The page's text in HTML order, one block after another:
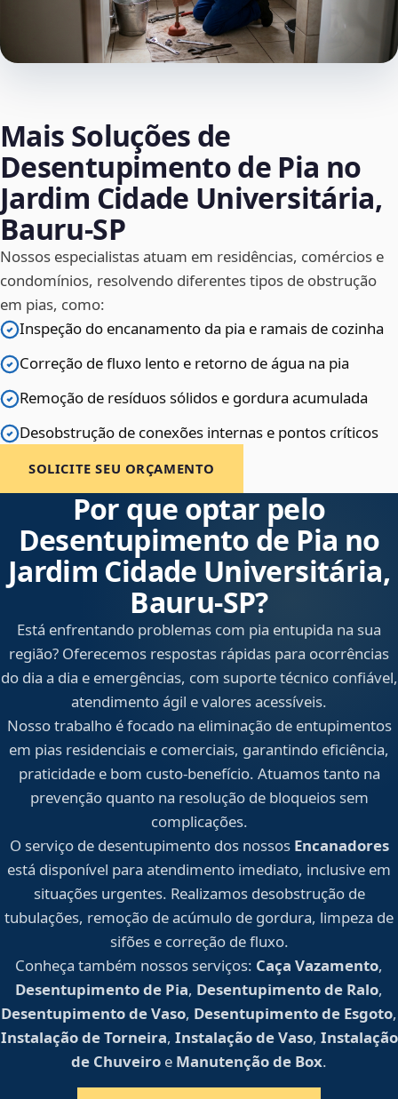
Mais Soluções de
Desentupimento de Pia no
Jardim Cidade Universitária,
Bauru‑SP
Nossos especialistas atuam em residências, comércios e
condomínios, resolvendo diferentes tipos de obstrução
em pias, como:
Inspeção do encanamento da pia e ramais de cozinha
Correção de fluxo lento e retorno de água na pia
Remoção de resíduos sólidos e gordura acumulada
Desobstrução de conexões internas e pontos críticos
SOLICITE SEU ORÇAMENTO
Por que optar pelo
Desentupimento de Pia no
Jardim Cidade Universitária,
Bauru‑SP?
Está enfrentando problemas com pia entupida na sua
região? Oferecemos respostas rápidas para ocorrências
do dia a dia e emergências, com suporte técnico confiável,
atendimento ágil e valores acessíveis.
Nosso trabalho é focado na eliminação de entupimentos
em pias residenciais e comerciais, garantindo eficiência,
praticidade e bom custo-benefício. Atuamos tanto na
prevenção quanto na resolução de bloqueios sem
complicações.
O serviço de desentupimento dos nossos Encanadores
está disponível para atendimento imediato, inclusive em
situações urgentes. Realizamos desobstrução de
tubulações, remoção de acúmulo de gordura, limpeza de
sifões e correção de fluxo.
Conheça também nossos serviços: Caça Vazamento,
Desentupimento de Pia, Desentupimento de Ralo,
Desentupimento de Vaso, Desentupimento de Esgoto,
Instalação de Torneira, Instalação de Vaso, Instalação
de Chuveiro e Manutenção de Box.